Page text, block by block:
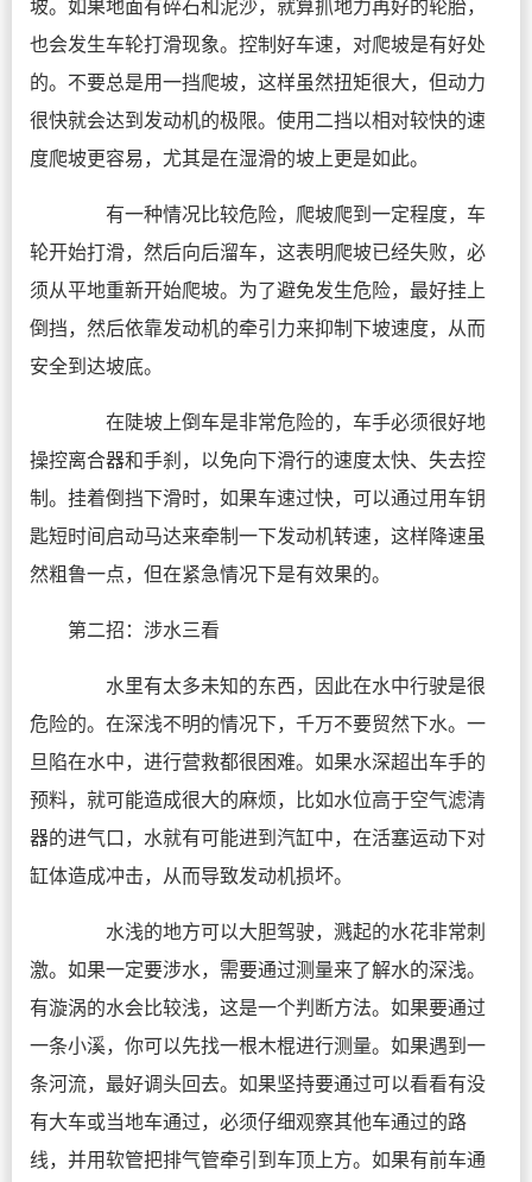
也会发生车轮打滑现象。控制好车速，对爬坡是有好处
的。不要总是用一挡爬坡，这样虽然扭矩很大，但动力
很快就会达到发动机的极限。使用二挡以相对较快的速
度爬坡更容易，尤其是在湿滑的坡上更是如此。
有一种情况比较危险，爬坡爬到一定程度，车
轮开始打滑，然后向后溜车，这表明爬坡已经失败，必
须从平地重新开始爬坡。为了避免发生危险，最好挂上
倒挡，然后依靠发动机的牵引力来抑制下坡速度，从而
安全到达坡底。
在陡坡上倒车是非常危险的，车手必须很好地
操控离合器和手刹，以免向下滑行的速度太快、失去控
制。挂着倒挡下滑时，如果车速过快，可以通过用车钥
匙短时间启动马达来牵制一下发动机转速，这样降速虽
然粗鲁一点，但在紧急情况下是有效果的。
第二招：涉水三看
水里有太多未知的东西，因此在水中行驶是很
危险的。在深浅不明的情况下，千万不要贸然下水。一
旦陷在水中，进行营救都很困难。如果水深超出车手的
预料，就可能造成很大的麻烦，比如水位高于空气滤清
器的进气口，水就有可能进到汽缸中，在活塞运动下对
缸体造成冲击，从而导致发动机损坏。
水浅的地方可以大胆驾驶，溅起的水花非常刺
激。如果一定要涉水，需要通过测量来了解水的深浅。
有漩涡的水会比较浅，这是一个判断方法。如果要通过
一条小溪，你可以先找一根木棍进行测量。如果遇到一
条河流，最好调头回去。如果坚持要通过可以看看有没
有大车或当地车通过，必须仔细观察其他车通过的路
线，并用软管把排气管牵引到车顶上方。如果有前车通